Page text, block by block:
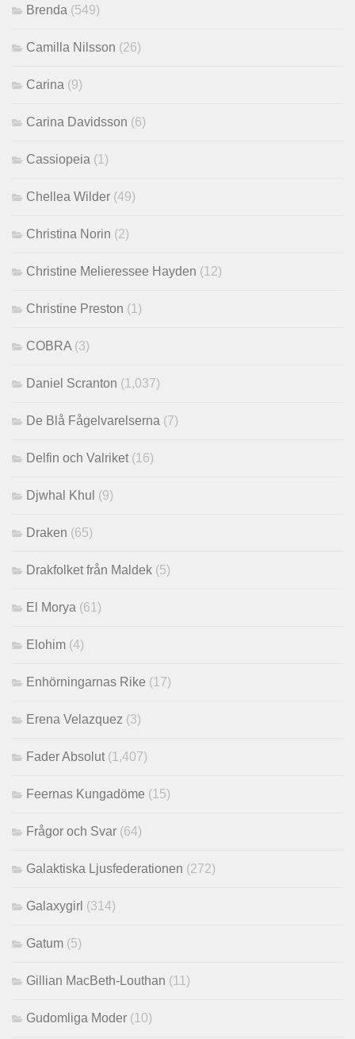
Brenda (549)
Camilla Nilsson (26)
Carina (9)
Carina Davidsson (6)
Cassiopeia (1)
Chellea Wilder (49)
Christina Norin (2)
Christine Melieressee Hayden (12)
Christine Preston (1)
COBRA (3)
Daniel Scranton (1,037)
De Blå Fågelvarelserna (7)
Delfin och Valriket (16)
Djwhal Khul (9)
Draken (65)
Drakfolket från Maldek (5)
El Morya (61)
Elohim (4)
Enhörningarnas Rike (17)
Erena Velazquez (3)
Fader Absolut (1,407)
Feernas Kungadöme (15)
Frågor och Svar (64)
Galaktiska Ljusfederationen (272)
Galaxygirl (314)
Gatum (5)
Gillian MacBeth-Louthan (11)
Gudomliga Moder (10)